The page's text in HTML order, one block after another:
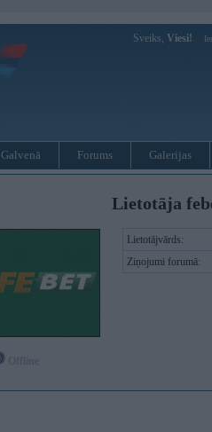
Sveiks, Viesi!
Galvenā Forums Galerijas
Lietotāja
Lietotājvārds:
Ziņojumi forumā: